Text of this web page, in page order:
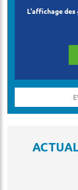
L'affichage